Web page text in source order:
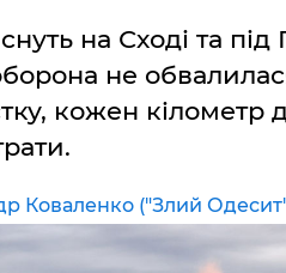
на Сході та
не
кожен кілометр
Коваленко ("Злий